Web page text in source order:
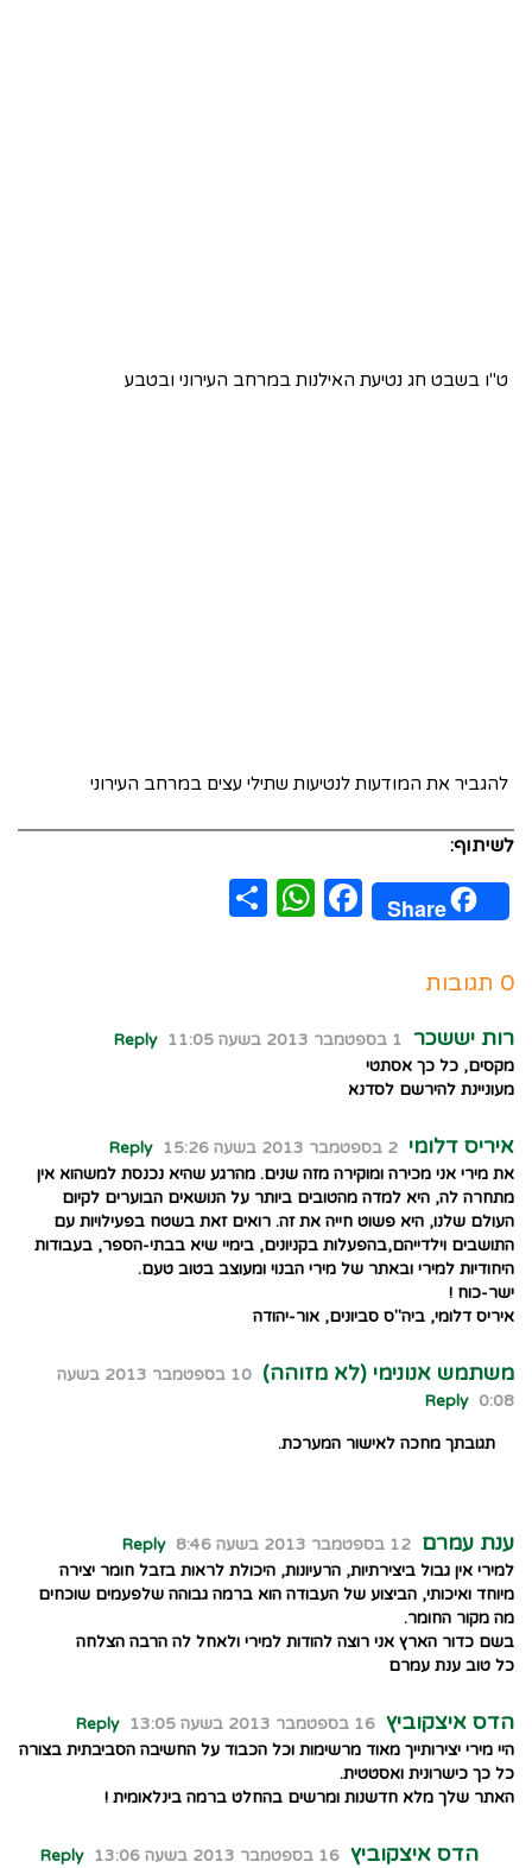
ט"ו בשבט חג נטיעת האילנות במרחב העירוני ובטבע
להגביר את המודעות לנטיעות שתילי עצים במרחב העירוני
לשיתוף:
Share
Facebook
WhatsApp
0 תגובות
רות יששכר 1 בספטמבר 2013 בשעה 11:05
Reply
מקסים, כל כך אסתטי
מעוניינת להירשם לסדנא
איריס דלומי 2 בספטמבר 2013 בשעה 15:26
Reply
את מירי אני מכירה ומוקירה מזה שנים. מהרגע שהיא נכנסת למשהוא אין
מתחרה לה, היא למדה מהטובים ביותר על הנושאים הבוערים לקיום
העולם שלנו, היא פשוט חייה את זה. רואים זאת בשטח בפעילויות עם
התושבים וילדייהם,בהפעלות בקניונים, בימיי שיא בבתי-הספר, בעבודות
היחודיות למירי ובאתר של מירי הבנוי ומעוצב בטוב טעם.
ישר-כוח !
איריס דלומי, ביה"ס סביונים, אור-יהודה
משתמש אנונימי (לא מזוהה)
10 בספטמבר 2013 בשעה
0:08
Reply
תגובתך מחכה לאישור המערכת.
ענת עמרם 12 בספטמבר 2013 בשעה 8:46
Reply
למירי אין גבול ביצירתיות, הרעיונות, היכולת לראות בזבל חומר יצירה
מיוחד ואיכותי, הביצוע של העבודה הוא ברמה גבוהה שלפעמים שוכחים
מה מקור החומר.
בשם כדור הארץ אני רוצה להודות למירי ולאחל לה הרבה הצלחה
כל טוב ענת עמרם
הדס איצקוביץ 16 בספטמבר 2013 בשעה 13:05
Reply
היי מירי יצירותייך מאוד מרשימות וכל הכבוד על החשיבה הסביבתית בצורה
כל כך כישרונית ואסטטית.
האתר שלך מלא חדשנות ומרשים בהחלט ברמה בינלאומית !
הדס איצקוביץ 16 בספטמבר 2013 בשעה 13:06
Reply